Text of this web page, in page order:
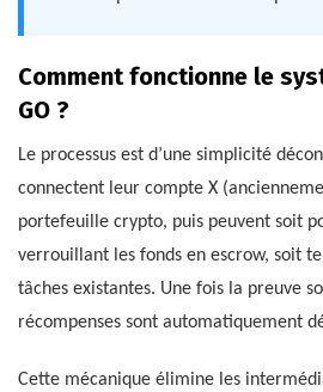
Comment fonctionne le
GO ?
Le processus est d’une simplicité
connectent leur compte X
portefeuille crypto, puis peuvent soit
verrouillant les fonds en escrow, soit
tâches existantes. Une fois la preuve
récompenses sont automatiquement
Cette mécanique élimine les